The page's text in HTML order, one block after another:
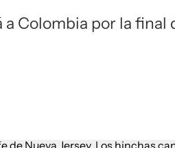
Colombia por la final